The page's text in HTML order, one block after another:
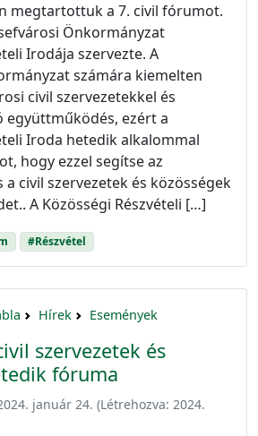
megtartottuk a 7. civil fórumot.
Önkormányzat
Irodája szervezte. A
számára kiemelten
civil szervezetekkel és
együttműködés, ezért a
Iroda hetedik alkalommal
hogy ezzel segítse az
civil szervezetek és közösségek
A Közösségi Részvételi […]
#Részvétel
Hírek Események
szervezetek és
fóruma
január 24. (Létrehozva: 2024.